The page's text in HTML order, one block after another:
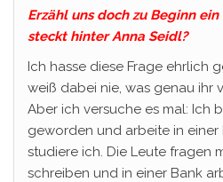
Erzähl uns doch zu Beginn
steckt hinter Anna Seidl?
Ich hasse diese Frage ehrlich
weiß dabei nie, was genau ihr
Aber ich versuche es mal: Ich
geworden und arbeite in einer
studiere ich. Die Leute fragen
schreiben und in einer Bank